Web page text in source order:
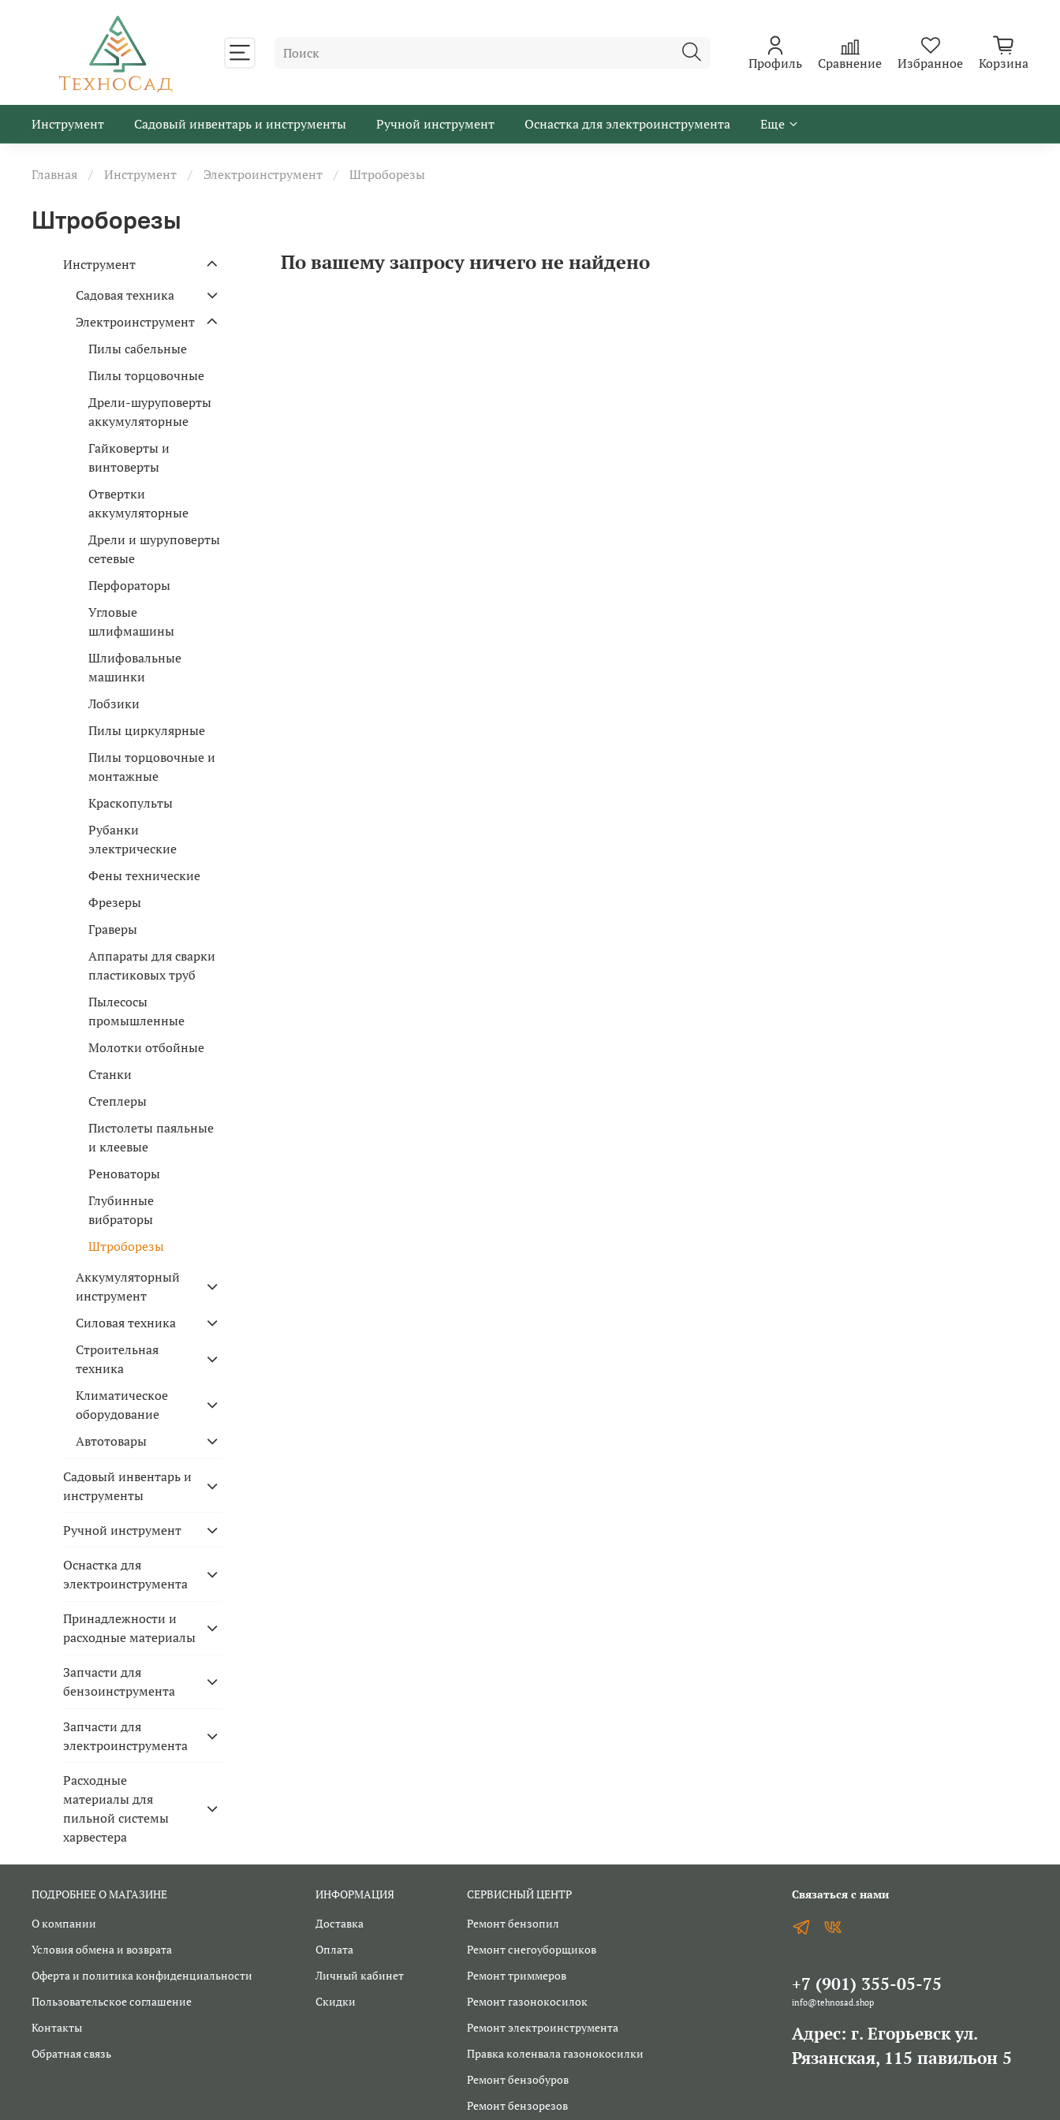
Профиль Сравнение Избранное Корзина
Инструмент Садовый инвентарь и инструменты Ручной инструмент Оснастка для электроинструмента Еще
Главная Инструмент Электроинструмент Штроборезы
Штроборезы
По вашему запросу ничего не найдено
Инструмент
Садовая техника
Электроинструмент
Пилы сабельные
Пилы торцовочные
Дрели-шуруповерты
аккумуляторные
Гайковерты и
винтоверты
Отвертки
аккумуляторные
Дрели и шуруповерты
сетевые
Перфораторы
Угловые
шлифмашины
Шлифовальные
машинки
Лобзики
Пилы циркулярные
Пилы торцовочные и
монтажные
Краскопульты
Рубанки
электрические
Фены технические
Фрезеры
Граверы
Аппараты для сварки
пластиковых труб
Пылесосы
промышленные
Молотки отбойные
Станки
Степлеры
Пистолеты паяльные
и клеевые
Реноваторы
Глубинные
вибраторы
Штроборезы
Аккумуляторный
инструмент
Силовая техника
Строительная
техника
Климатическое
оборудование
Автотовары
Садовый инвентарь и
инструменты
Ручной инструмент
Оснастка для
электроинструмента
Принадлежности и
расходные материалы
Запчасти для
бензоинструмента
Запчасти для
электроинструмента
Расходные
материалы для
пильной системы
харвестера
ПОДРОБНЕЕ О МАГАЗИНЕ
О компании
Условия обмена и возврата
Оферта и политика конфиденциальности
Пользовательское соглашение
Контакты
Обратная связь
ИНФОРМАЦИЯ
Доставка
Оплата
Личный кабинет
Скидки
СЕРВИСНЫЙ ЦЕНТР
Ремонт бензопил
Ремонт снегоуборщиков
Ремонт триммеров
Ремонт газонокосилок
Ремонт электроинструмента
Правка коленвала газонокосилки
Ремонт бензобуров
Ремонт бензорезов
Связаться с нами
+7 (901) 355-05-75
info@tehnosad.shop
Адрес: г. Егорьевск ул.
Рязанская, 115 павильон 5